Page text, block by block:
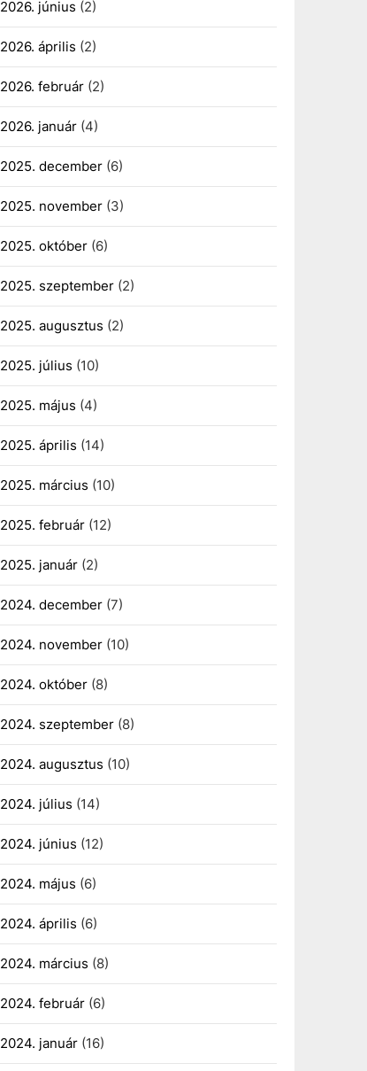
2026. június (2)
2026. április (2)
2026. február(2)
2026. január(4)
2025. december(6)
2025. november(3)
2025. október(6)
2025. szeptember(2)
2025. augusztus (2)
2025. július (10)
2025. május (4)
2025. április (14)
2025. március (10)
2025. február(12)
2025. január(2)
2024. december(7)
2024. november(10)
2024. október(8)
2024. szeptember(8)
2024. augusztus (10)
2024. július (14)
2024. június (12)
2024. május (6)
2024. április (6)
2024. március (8)
2024. február(6)
2024. január(16)